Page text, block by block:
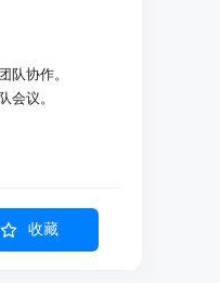
队协作。
会议。
收藏